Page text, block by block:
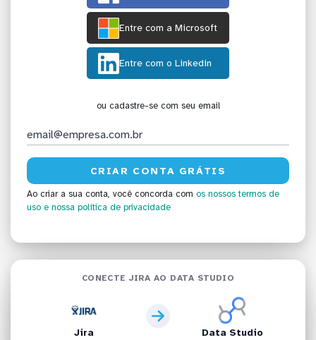
Entre com a Microsoft
Entre com o Linkedin
ou cadastre-se com seu email
Ao criar a sua conta, você concorda com os nossos termos de
uso e nossa política de privacidade
CONECTE JIRA AO DATA STUDIO
Jira Data Studio